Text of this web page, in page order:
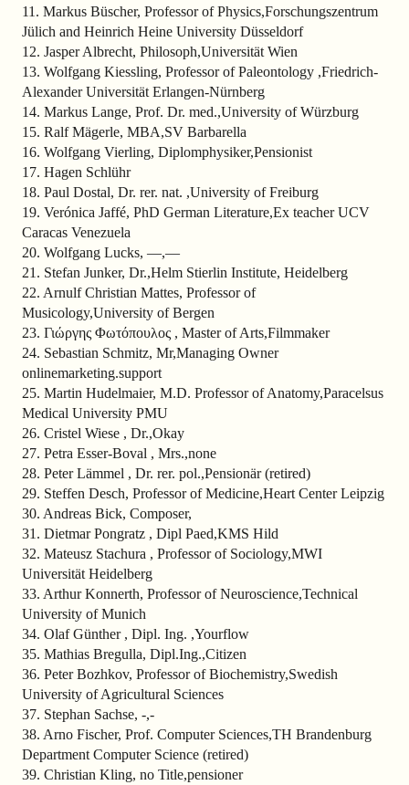
11. Markus Büscher, Professor of Physics,Forschungszentrum
Jülich and Heinrich Heine University Düsseldorf
12. Jasper Albrecht, Philosoph,Universität Wien
13. Wolfgang Kiessling, Professor of Paleontology ,Friedrich-
Alexander Universität Erlangen-Nürnberg
14. Markus Lange, Prof. Dr. med.,University of Würzburg
15. Ralf Mägerle, MBA,SV Barbarella
16. Wolfgang Vierling, Diplomphysiker,Pensionist
17. Hagen Schlühr
18. Paul Dostal, Dr. rer. nat. ,University of Freiburg
19. Verónica Jaffé, PhD German Literature,Ex teacher UCV
Caracas Venezuela
20. Wolfgang Lucks, —,—
21. Stefan Junker, Dr.,Helm Stierlin Institute, Heidelberg
22. Arnulf Christian Mattes, Professor of
Musicology,University of Bergen
23. Γιώργης Φωτόπουλος , Master of Arts,Filmmaker
24. Sebastian Schmitz, Mr,Managing Owner
onlinemarketing.support
25. Martin Hudelmaier, M.D. Professor of Anatomy,Paracelsus
Medical University PMU
26. Cristel Wiese , Dr.,Okay
27. Petra Esser-Boval , Mrs.,none
28. Peter Lämmel , Dr. rer. pol.,Pensionär (retired)
29. Steffen Desch, Professor of Medicine,Heart Center Leipzig
30. Andreas Bick, Composer,
31. Dietmar Pongratz , Dipl Paed,KMS Hild
32. Mateusz Stachura , Professor of Sociology,MWI
Universität Heidelberg
33. Arthur Konnerth, Professor of Neuroscience,Technical
University of Munich
34. Olaf Günther , Dipl. Ing. ,Yourflow
35. Mathias Bregulla, Dipl.Ing.,Citizen
36. Peter Bozhkov, Professor of Biochemistry,Swedish
University of Agricultural Sciences
37. Stephan Sachse, -,-
38. Arno Fischer, Prof. Computer Sciences,TH Brandenburg
Department Computer Science (retired)
39. Christian Kling, no Title,pensioner